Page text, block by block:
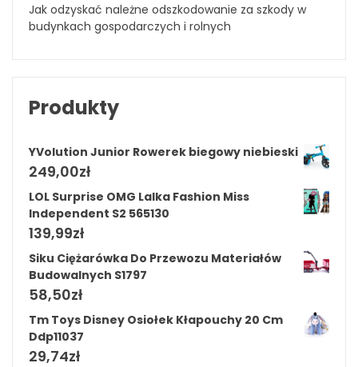
Jak odzyskać należne odszkodowanie za szkody w
budynkach gospodarczych i rolnych
Produkty
YVolution Junior Rowerek biegowy niebieski
249,00zł
LOL Surprise OMG Lalka Fashion Miss
Independent S2 565130
139,99zł
Siku Ciężarówka Do Przewozu Materiałów
Budowalnych S1797
58,50zł
Tm Toys Disney Osiołek Kłapouchy 20 Cm
Ddp11037
29,74zł